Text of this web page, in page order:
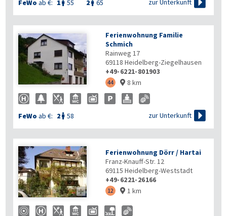
FeWo ab €: 1  55 2  65 zur Unterkunft
Ferienwohnung Familie
Schmich
Rainweg 17
69118 Heidelberg-Ziegelhausen
+49-6221-801903
44  8 km
FeWo ab €: 2  58 zur Unterkunft 

Ferienwohnung Dörr / Hartai
Franz-Knauff-Str. 12
69115 Heidelberg-Weststadt
+49-6221-26166
12  1 km